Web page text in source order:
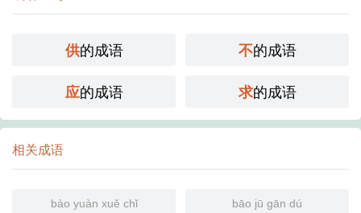
供的成语 不的成语
应的成语 求的成语
相关成语
bào yuàn xuě chǐ bāo jū gān dú